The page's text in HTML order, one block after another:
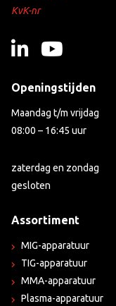
KvK-nr
Openingstijden
Maandag t/m vrijdag
08:00 – 16:45 uur
zaterdag en zondag
gesloten
Assortiment
MIG-apparatuur
TIG-apparatuur
MMA-apparatuur
Plasma-apparatuur